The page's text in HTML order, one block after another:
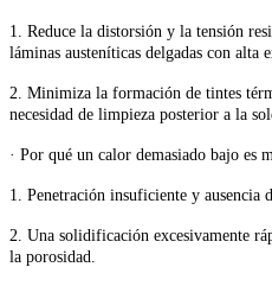
1. Reduce la distorsión y la tensión
láminas austeníticas delgadas con alta
2. Minimiza la formación de tintes
necesidad de limpieza posterior a la
· Por qué un calor demasiado bajo es
1. Penetración insuficiente y ausencia
2. Una solidificación excesivamente
la porosidad.